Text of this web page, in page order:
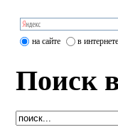
на сайте в интернете
Поиск